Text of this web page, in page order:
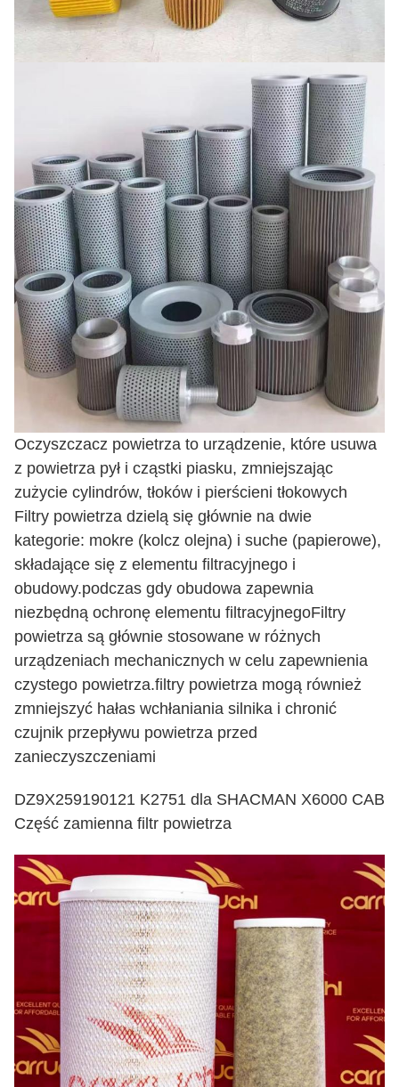
Oczyszczacz powietrza to urządzenie, które usuwa
z powietrza pył i cząstki piasku, zmniejszając
zużycie cylindrów, tłoków i pierścieni tłokowych
Filtry powietrza dzielą się głównie na dwie
kategorie: mokre (kolcz olejna) i suche (papierowe),
składające się z elementu filtracyjnego i
obudowy.podczas gdy obudowa zapewnia
niezbędną ochronę elementu filtracyjnegoFiltry
powietrza są głównie stosowane w różnych
urządzeniach mechanicznych w celu zapewnienia
czystego powietrza.filtry powietrza mogą również
zmniejszyć hałas wchłaniania silnika i chronić
czujnik przepływu powietrza przed
zanieczyszczeniami
DZ9X259190121 K2751 dla SHACMAN X6000 CAB
Część zamienna filtr powietrza